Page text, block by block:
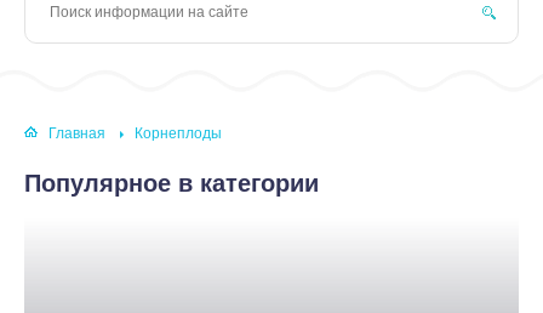
Главная Корнеплоды
Популярное в категории